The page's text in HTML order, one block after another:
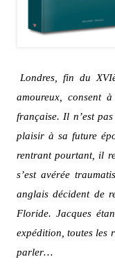
Londres, fin du
amoureux, consent
française. Il n’est
plaisir à sa future
rentrant pourtant, il
s’est avérée
anglais décident de
Floride. Jacques
expédition, toutes les
parler…